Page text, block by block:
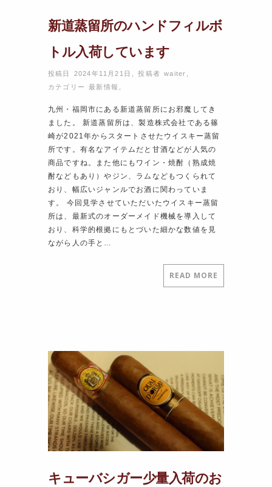
新道蒸留所のハンドフィルボ
トル入荷しています
投稿日 2024年11月21日 ,投稿者waiter
カテゴリー最新情報
九州・福岡市にある新道蒸留所にお邪魔してき
ました。 新道蒸留所は、製造株式会社である篠
崎が2021年からスタートさせたウイスキー蒸留
所です。有名なアイテムだと甘酒などが人気の
商品ですね。また他にもワイン・焼酎（熟成焼
酎などもあり）やジン、ラムなどもつくられて
おり、幅広いジャンルでお酒に関わっていま
す。 今回見学させていただいたウイスキー蒸留
所は、最新式のオーダーメイド機械を導入して
おり、科学的根拠にもとづいた細かな数値を見
ながら人の手と…
READ MORE
キューバシガー少量入荷のお